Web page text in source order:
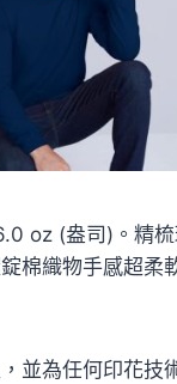
oz (盎司)。精
棉織物手感超柔
並為任何印花技